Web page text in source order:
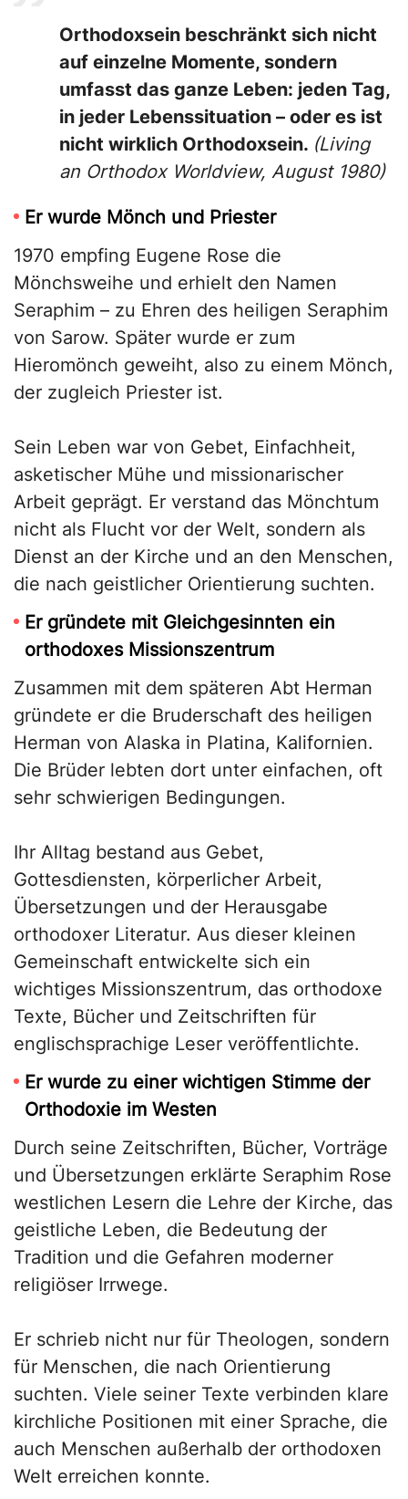
Orthodoxsein beschränkt sich nicht
auf einzelne Momente, sondern
umfasst das ganze Leben: jeden Tag,
in jeder Lebenssituation – oder es ist
nicht wirklich Orthodoxsein. (Living
an Orthodox Worldview, August 1980)
Er wurde Mönch und Priester
1970 empfing Eugene Rose die
Mönchsweihe und erhielt den Namen
Seraphim – zu Ehren des heiligen Seraphim
von Sarow. Später wurde er zum
Hieromönch geweiht, also zu einem Mönch,
der zugleich Priester ist.
Sein Leben war von Gebet, Einfachheit,
asketischer Mühe und missionarischer
Arbeit geprägt. Er verstand das Mönchtum
nicht als Flucht vor der Welt, sondern als
Dienst an der Kirche und an den Menschen,
die nach geistlicher Orientierung suchten.
Er gründete mit Gleichgesinnten ein
orthodoxes Missionszentrum
Zusammen mit dem späteren Abt Herman
gründete er die Bruderschaft des heiligen
Herman von Alaska in Platina, Kalifornien.
Die Brüder lebten dort unter einfachen, oft
sehr schwierigen Bedingungen.
Ihr Alltag bestand aus Gebet,
Gottesdiensten, körperlicher Arbeit,
Übersetzungen und der Herausgabe
orthodoxer Literatur. Aus dieser kleinen
Gemeinschaft entwickelte sich ein
wichtiges Missionszentrum, das orthodoxe
Texte, Bücher und Zeitschriften für
englischsprachige Leser veröffentlichte.
Er wurde zu einer wichtigen Stimme der
Orthodoxie im Westen
Durch seine Zeitschriften, Bücher, Vorträge
und Übersetzungen erklärte Seraphim Rose
westlichen Lesern die Lehre der Kirche, das
geistliche Leben, die Bedeutung der
Tradition und die Gefahren moderner
religiöser Irrwege.
Er schrieb nicht nur für Theologen, sondern
für Menschen, die nach Orientierung
suchten. Viele seiner Texte verbinden klare
kirchliche Positionen mit einer Sprache, die
auch Menschen außerhalb der orthodoxen
Welt erreichen konnte.